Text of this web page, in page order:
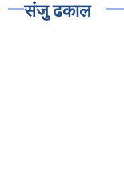
संजु ढकाल